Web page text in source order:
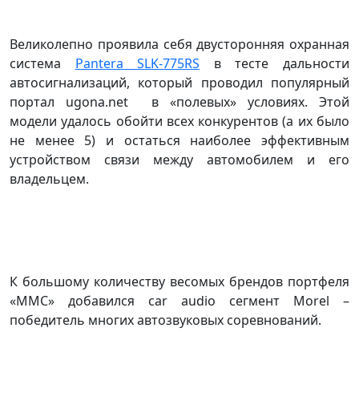
Великолепно проявила себя двусторонняя охранная
система Pantera SLK-775RS в тесте дальности
автосигнализаций, который проводил популярный
портал ugona.net в «полевых» условиях. Этой
модели удалось обойти всех конкурентов (а их было
не менее 5) и остаться наиболее эффективным
устройством связи между автомобилем и его
владельцем.
К большому количеству весомых брендов портфеля
«ММС» добавился car audio сегмент Morel –
победитель многих автозвуковых соревнований.